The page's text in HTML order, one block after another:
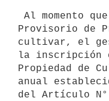
Provisorio de
cultivar, el
la inscripción
Propiedad de
anual
del Artículo N°